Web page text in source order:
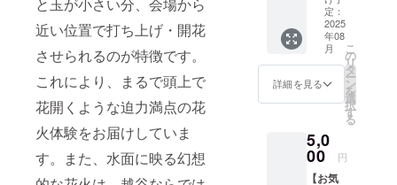
近い位置で打ち上げ・開花
させられるのが特徴です。
これにより、まるで頭上で
花開くような迫力満点の花
火体験をお届けしていま
す。また、水面に映る幻想
るさと
納税）
とは異
なり、
寄附金
の税額
で、ご
留意く
ださ
い。
日、夜
空を彩
る花火
玉の打
ち上げ
費用を
サポー
トいた
ので
す。熟
練の花
火師が
定：
2025
年08
月
詳細を見る
こ
の
リ
タ
ー
ン
を
選
択
す
る
5,0
00 円
【お気